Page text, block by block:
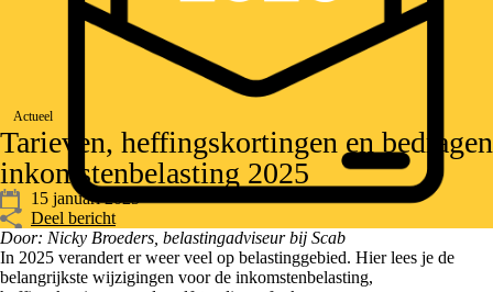
Actueel
Tarieven, heffingskortingen en bedragen
inkomstenbelasting 2025
15 januari 2025
Deel bericht
Door: Nicky Broeders, belastingadviseur bij Scab
In 2025 verandert er weer veel op belastinggebied. Hier lees je de
belangrijkste wijzigingen voor de inkomstenbelasting,